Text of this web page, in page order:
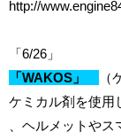
http://
「6/26」
「WAKOS」
ケミカル剤を使用
、ヘルメットや